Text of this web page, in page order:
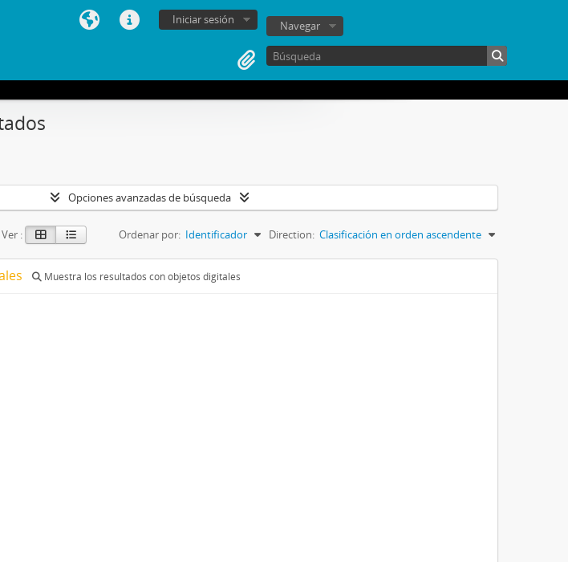
Iniciar sesión Navegar
Opciones avanzadas de búsqueda
Ver : Ordenar por: Identificador Direction: Clasificación en orden ascendente
Muestra los resultados con objetos digitales